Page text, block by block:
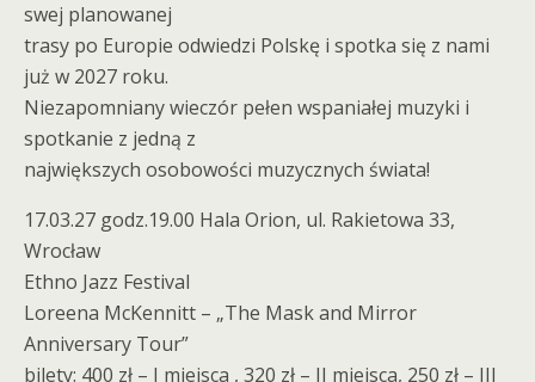
swej planowanej
trasy po Europie odwiedzi Polskę i spotka się z nami
już w 2027 roku.
Niezapomniany wieczór pełen wspaniałej muzyki i
spotkanie z jedną z
największych osobowości muzycznych świata!
17.03.27 godz.19.00 Hala Orion, ul. Rakietowa 33,
Wrocław
Ethno Jazz Festival
Loreena McKennitt – „The Mask and Mirror
Anniversary Tour”
bilety: 400 zł – I miejsca , 320 zł – II miejsca, 250 zł – III